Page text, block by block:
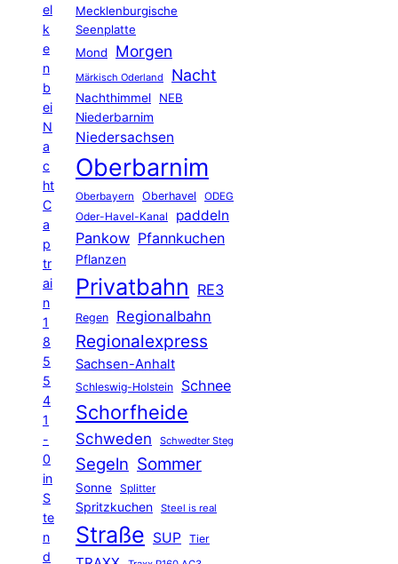
el
k
e
n
b
ei
N
a
c
ht
C
a
p
tr
ai
n
1
8
5
5
4
1
-
0
in
S
te
n
d
Mecklenburgische
Seenplatte
Mond
Morgen
Märkisch Oderland Nacht
Nachthimmel
NEB
Niederbarnim
Niedersachsen
Oberbarnim
Oberbayern Oberhavel ODEG
Oder-Havel-Kanal paddeln
Pankow Pfannkuchen
Pflanzen
Privatbahn RE3
Regen Regionalbahn
Regionalexpress
Sachsen-Anhalt
Schleswig-Holstein Schnee
Schorfheide
Schweden Schwedter Steg
Segeln Sommer
Sonne Splitter
Spritzkuchen Steel is real
Straße SUP Tier